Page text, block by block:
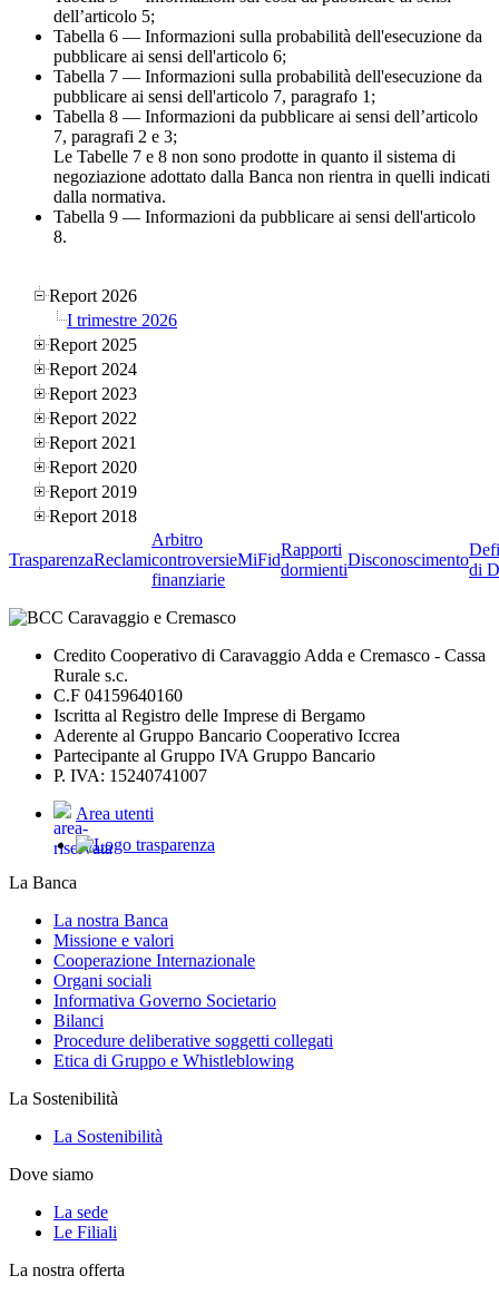
dell’articolo 5;
Tabella 6 — Informazioni sulla probabilità dell'esecuzione da
pubblicare ai sensi dell'articolo 6;
Tabella 7 — Informazioni sulla probabilità dell'esecuzione da
pubblicare ai sensi dell'articolo 7, paragrafo 1;
Tabella 8 — Informazioni da pubblicare ai sensi dell’articolo
7, paragrafi 2 e 3;
Le Tabelle 7 e 8 non sono prodotte in quanto il sistema di
negoziazione adottato dalla Banca non rientra in quelli indicati
dalla normativa.
Tabella 9 — Informazioni da pubblicare ai sensi dell'articolo
8.
Report 2026
I trimestre 2026
Report 2025
Report 2024
Report 2023
Report 2022
Report 2021
Report 2020
Report 2019
Report 2018
TrasparenzaReclami
Arbitro
controversie
finanziarie
MiFid
Rapporti
dormienti
Disconoscimento
di
Credito Cooperativo di Caravaggio Adda e Cremasco - Cassa
Rurale s.c.
C.F 04159640160
Iscritta al Registro delle Imprese di Bergamo
Aderente al Gruppo Bancario Cooperativo Iccrea
Partecipante al Gruppo IVA Gruppo Bancario
P. IVA: 15240741007
Area utenti
La Banca
La nostra Banca
Missione e valori
Cooperazione Internazionale
Organi sociali
Informativa Governo Societario
Bilanci
Procedure deliberative soggetti collegati
Etica di Gruppo e Whistleblowing
La Sostenibilità
La Sostenibilità
Dove siamo
La sede
Le Filiali
La nostra offerta